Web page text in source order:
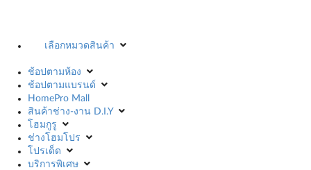
เลือกหมวดสินค้า
ช้อปตามห้อง
ช้อปตามแบรนด์
HomePro Mall
สินค้าช่าง-งาน D.I.Y
โฮมกูรู
ช่างโฮมโปร
โปรเด็ด
บริการพิเศษ